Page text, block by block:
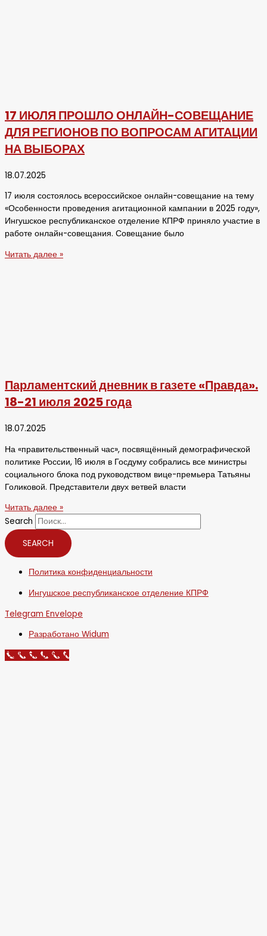
17 ИЮЛЯ ПРОШЛО ОНЛАЙН-СОВЕЩАНИЕ
ДЛЯ РЕГИОНОВ ПО ВОПРОСАМ АГИТАЦИИ
НА ВЫБОРАХ
18.07.2025
17 июля состоялось всероссийское онлайн-совещание на тему
«Особенности проведения агитационной кампании в 2025 году»,
Ингушское республиканское отделение КПРФ приняло участие в
работе онлайн-совещания. Совещание было
Читать далее »
Парламентский дневник в газете «Правда».
18-21 июля 2025 года
18.07.2025
На «правительственный час», посвящённый демографической
политике России, 16 июля в Госдуму собрались все министры
социального блока под руководством вице-премьера Татьяны
Голиковой. Представители двух ветвей власти
Читать далее »
Search
SEARCH
Политика конфиденциальности
Ингушское республиканское отделение КПРФ
Telegram Envelope
Разработано Widum
Call Now Button